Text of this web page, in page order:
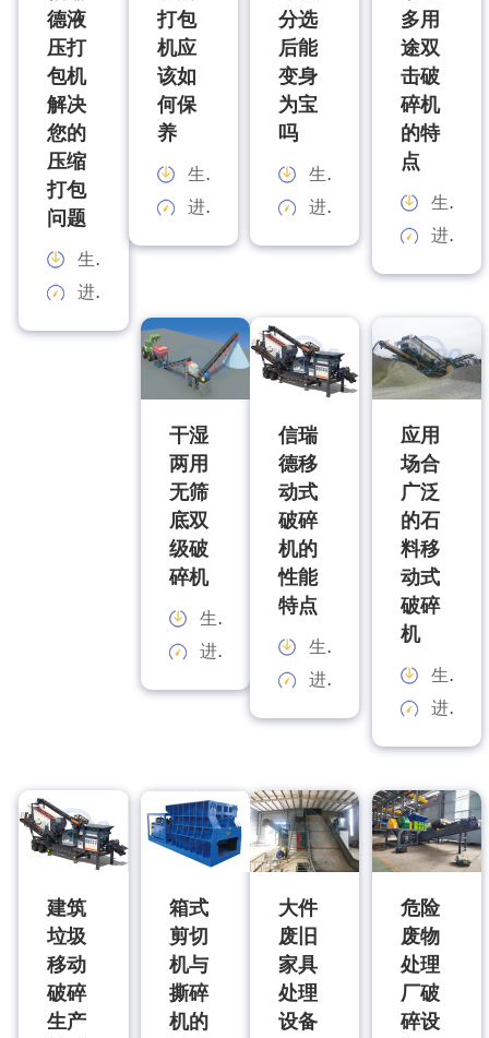
德液
压打
包机
解决
您的
压缩
打包
问题
生产能力：
进料规格：
打包
机应
该如
何保
养
生产能力：
进料规格：
分选
后能
变身
为宝
吗
生产能力：
进料规格：
多用
途双
击破
碎机
的特
点
生产能力：
进料规格：
干湿
两用
无筛
底双
级破
碎机
生产能力：
进料规格：
信瑞
德移
动式
破碎
机的
性能
特点
生产能力：
进料规格：
应用
场合
广泛
的石
料移
动式
破碎
机
生产能力：
进料规格：
建筑
垃圾
移动
破碎
生产
箱式
剪切
机与
撕碎
机的
大件
废旧
家具
处理
设备
危险
废物
处理
厂破
碎设